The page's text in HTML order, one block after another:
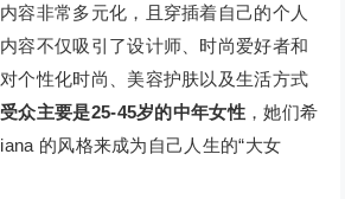
容非常多元化，且穿插着自己的个人
容不仅吸引了设计师、时尚爱好者和
个性化时尚、美容护肤以及生活方式
众主要是25-45岁的中年女性 ，她们希
的风格来成为自己人生的“大女